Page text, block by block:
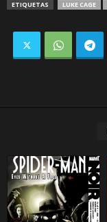
ETIQUETAS LUKE CAGE